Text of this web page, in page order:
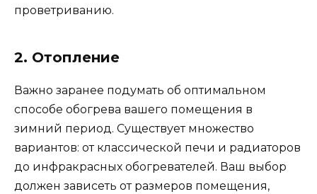
проветриванию.
2. Отопление
Важно заранее подумать об оптимальном
способе обогрева вашего помещения в
зимний период. Существует множество
вариантов: от классической печи и радиаторов
до инфракрасных обогревателей. Ваш выбор
должен зависеть от размеров помещения,